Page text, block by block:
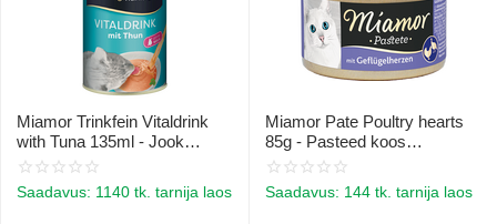
Miamor Trinkfein Vitaldrink
with Tuna 135ml - Jook
kassidele tuunaga
Saadavus: 1140 tk. tarnija laos
Miamor Pate Poultry hearts
85g - Pasteed koos
kodulindude südametega
Saadavus: 144 tk. tarnija laos